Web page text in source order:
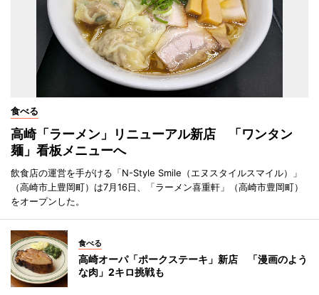
食べる
高崎「ラーメン」リニューアル新店 「ワンタン
麺」看板メニューへ
飲食店の運営を手がける「N-Style Smile（エヌスタイルスマイル）」
（高崎市上豊岡町）は7月16日、「ラーメン喜重軒」（高崎市豊岡町）
をオープンした。
食べる
高崎オーパ「ポークステーキ」新店 「漫画のよう
な肉」2キロ挑戦も